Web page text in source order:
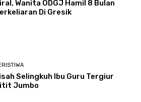
Wanita ODGJ Hamil 8 Bulan
Di Gresik
Selingkuh Ibu Guru Tergiur
Jumbo